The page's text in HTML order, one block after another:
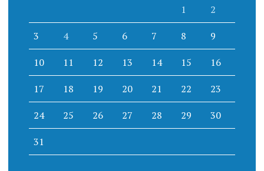
1 2
3 4 5 6 7 8 9
10 11 12 13 14 15 16
17 18 19 20 21 22 23
24 25 26 27 28 29 30
31